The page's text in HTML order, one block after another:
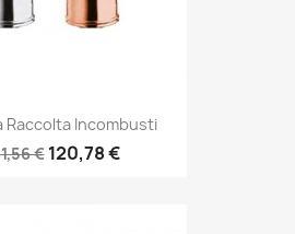
Raccolta Incombusti
€ 120,78 €